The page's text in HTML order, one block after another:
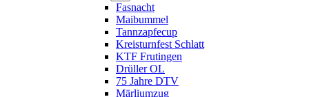
Fasnacht
Maibummel
Tannzapfecup
Kreisturnfest Schlatt
KTF Frutingen
Drüller OL
75 Jahre DTV
Märliumzug